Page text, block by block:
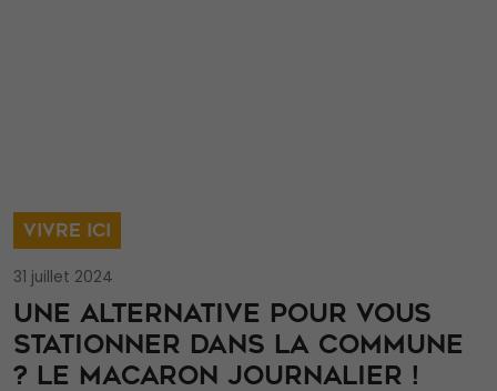
VIVRE ICI
31 juillet 2024
UNE ALTERNATIVE POUR VOUS
STATIONNER DANS LA COMMUNE
? LE MACARON JOURNALIER !